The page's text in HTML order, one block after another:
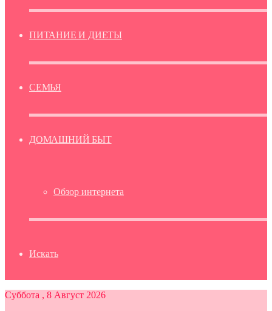
ПИТАНИЕ И ДИЕТЫ
СЕМЬЯ
ДОМАШНИЙ БЫТ
Обзор интернета
Искать
Суббота , 8 Август 2026